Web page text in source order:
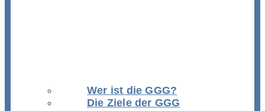
Wer ist die GGG?
Die Ziele der GGG